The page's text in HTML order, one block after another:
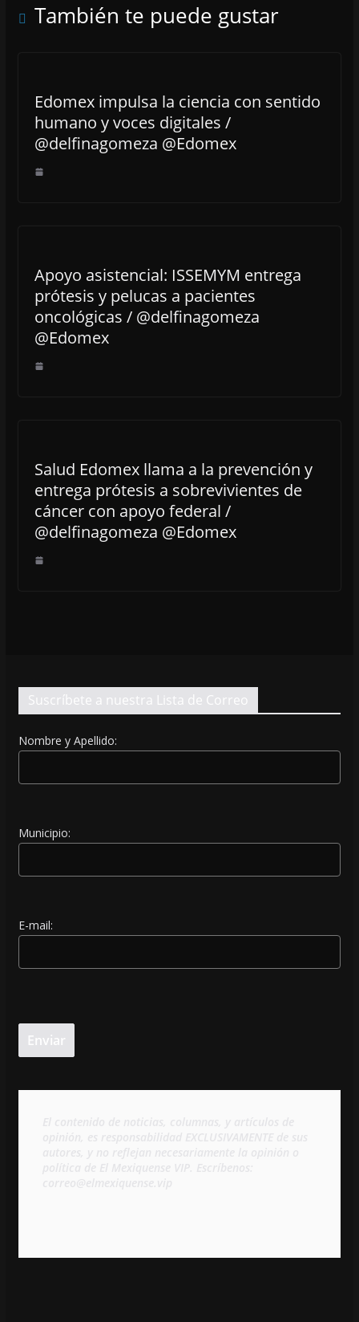
También te puede gustar
Edomex impulsa la ciencia con sentido
humano y voces digitales /
@delfinagomeza @Edomex
Apoyo asistencial: ISSEMYM entrega
prótesis y pelucas a pacientes
oncológicas / @delfinagomeza
@Edomex
Salud Edomex llama a la prevención y
entrega prótesis a sobrevivientes de
cáncer con apoyo federal /
@delfinagomeza @Edomex
Suscríbete a nuestra Lista de Correo
Nombre y Apellido:
Municipio:
E-mail: